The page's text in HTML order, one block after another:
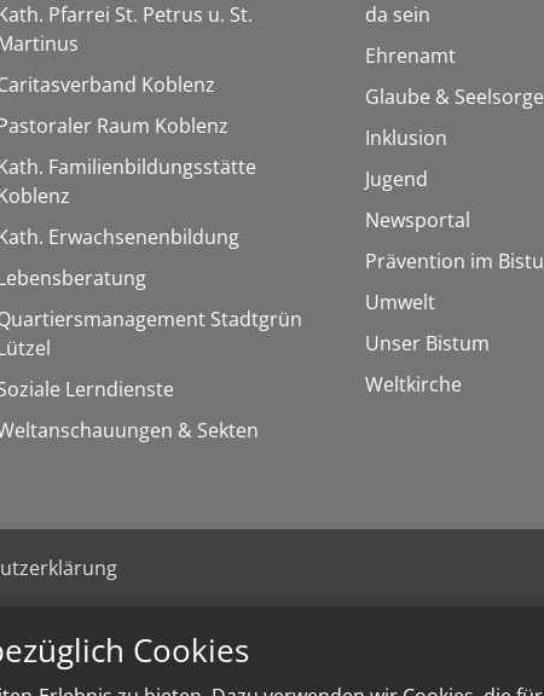
Cookies
Pfarrei St. Petrus u. St.
Koblenz
Raum Koblenz
Familienbildungsstätte
Erwachsenenbildung
Stadtgrün
Lerndienste
& Sekten
da sein
Ehrenamt
Glaube & Seelsorge
Inklusion
Jugend
Newsportal
Prävention im
Umwelt
Unser Bistum
Weltkirche